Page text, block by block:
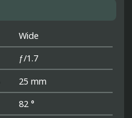
Wide
ƒ/1.7
25 mm
82 °